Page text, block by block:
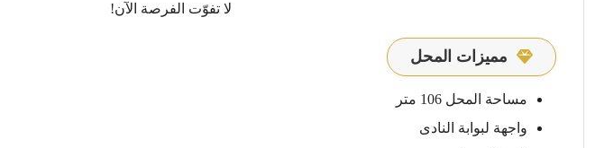
لا تفوّت الفرصة الآن!
مميزات المحل
مساحة المحل 106 متر
واجهة لبوابة النادى